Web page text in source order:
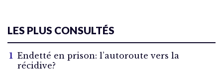
LES PLUS CONSULTÉS
Endetté en prison: l’autoroute vers la
récidive?